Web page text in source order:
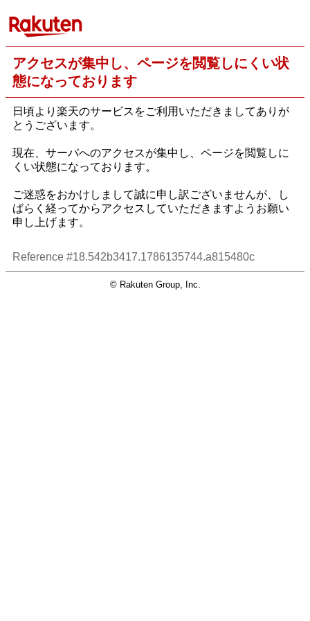
アクセスが集中し、ページを閲覧しにくい状
態になっております
日頃より楽天のサービスをご利用いただきましてありが
とうございます。
現在、サーバへのアクセスが集中し、ページを閲覧しに
くい状態になっております。
ご迷惑をおかけしまして誠に申し訳ございませんが、し
ばらく経ってからアクセスしていただきますようお願い
申し上げます。
Reference #18.542b3417.1786135744.a815480c
© Rakuten Group, Inc.